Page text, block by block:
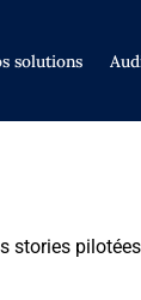
solutions
stories